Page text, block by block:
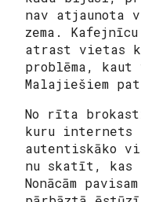
nav atjaunota
zema.
atrast vietas
problēma,
Malajiešiem
No rīta
kuru internets
autentiskāko
nu skatīt, kas
Nonācām